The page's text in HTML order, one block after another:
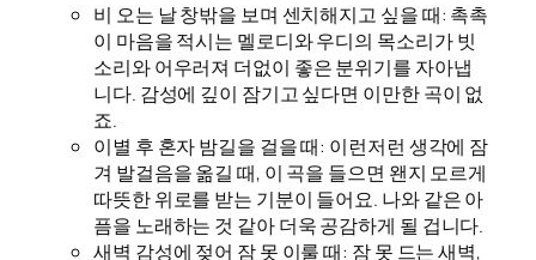
비 오는 날 창밖을 보며 센치해지고 싶을 때: 촉촉
이 마음을 적시는 멜로디와 우디의 목소리가 빗
소리와 어우러져 더없이 좋은 분위기를 자아냅
니다. 감성에 깊이 잠기고 싶다면 이만한 곡이 없
죠.
이별 후 혼자 밤길을 걸을 때: 이런저런 생각에 잠
겨 발걸음을 옮길 때, 이 곡을 들으면 왠지 모르게
따뜻한 위로를 받는 기분이 들어요. 나와 같은 아
픔을 노래하는 것 같아 더욱 공감하게 될 겁니다.
새벽 감성에 젖어 잠 못 이룰 때: 잠 못 드는 새벽,